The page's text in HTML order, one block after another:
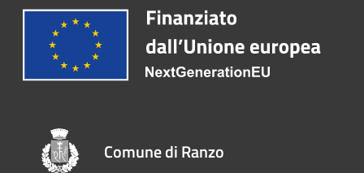
Comune di Ranzo